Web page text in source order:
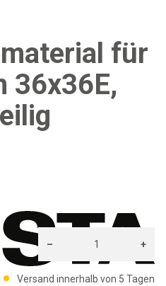
für
36x36E,
Versand innerhalb von 5 Tagen
– +
Menge: 1